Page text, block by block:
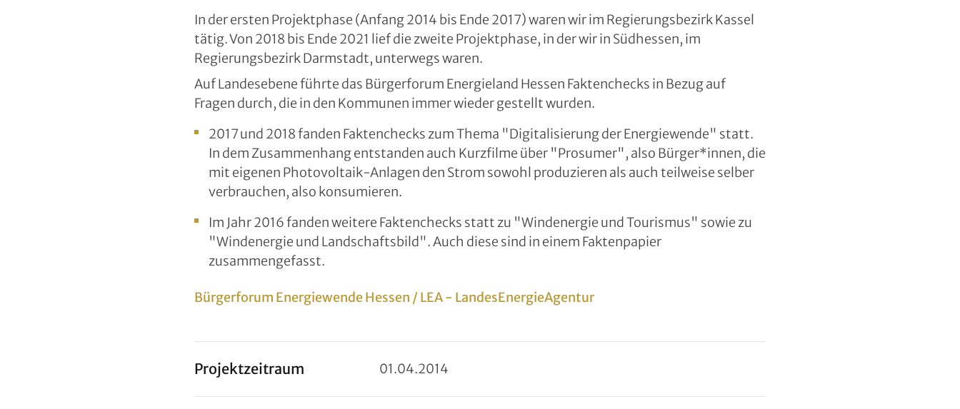
In der ersten Projektphase (Anfang 2014 bis Ende 2017) waren wir im Regierungsbezirk Kassel
tätig. Von 2018 bis Ende 2021 lief die zweite Projektphase, in der wir in Südhessen, im
Regierungsbezirk Darmstadt, unterwegs waren.
Auf Landesebene führte das Bürgerforum Energieland Hessen Faktenchecks in Bezug auf
Fragen durch, die in den Kommunen immer wieder gestellt wurden.
2017 und 2018 fanden Faktenchecks zum Thema "Digitalisierung der Energiewende" statt.
In dem Zusammenhang entstanden auch Kurzfilme über "Prosumer", also Bürger*innen, die
mit eigenen Photovoltaik-Anlagen den Strom sowohl produzieren als auch teilweise selber
verbrauchen, also konsumieren.
Im Jahr 2016 fanden weitere Faktenchecks statt zu "Windenergie und Tourismus" sowie zu
"Windenergie und Landschaftsbild". Auch diese sind in einem Faktenpapier
zusammengefasst.
Bürgerforum Energiewende Hessen / LEA - LandesEnergieAgentur
Projektzeitraum 01.04.2014